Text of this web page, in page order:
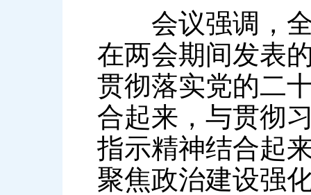
会议强调，全
在两会期间发表
贯彻落实党的二
合起来，与贯彻
指示精神结合起
聚焦政治建设强